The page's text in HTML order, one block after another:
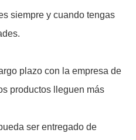
siempre y cuando tengas
plazo con la empresa de
productos lleguen más
ser entregado de